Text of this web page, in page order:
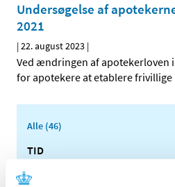
Undersøgelse af
2021
|22. august 2023 |
Ved ændringen af apotekerloven
for apotekere at etablere frivillige
Alle (46)
TID